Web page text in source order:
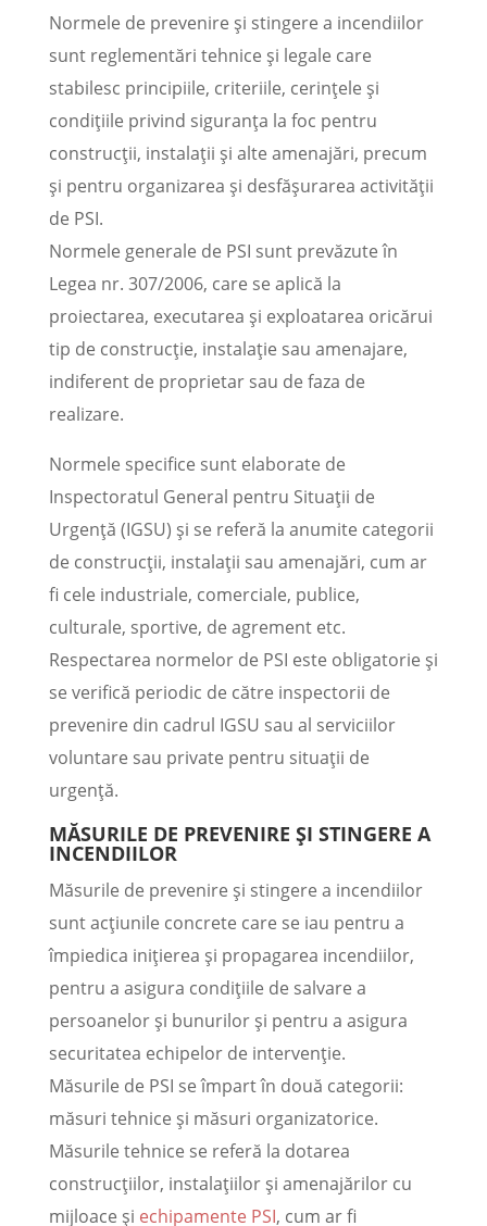
Normele de prevenire și stingere a incendiilor
sunt reglementări tehnice și legale care
stabilesc principiile, criteriile, cerințele și
condițiile privind siguranța la foc pentru
construcții, instalații și alte amenajări, precum
și pentru organizarea și desfășurarea activității
de PSI.
Normele generale de PSI sunt prevăzute în
Legea nr. 307/2006, care se aplică la
proiectarea, executarea și exploatarea oricărui
tip de construcție, instalație sau amenajare,
indiferent de proprietar sau de faza de
realizare.
Normele specifice sunt elaborate de
Inspectoratul General pentru Situații de
Urgență (IGSU) și se referă la anumite categorii
de construcții, instalații sau amenajări, cum ar
fi cele industriale, comerciale, publice,
culturale, sportive, de agrement etc.
Respectarea normelor de PSI este obligatorie și
se verifică periodic de către inspectorii de
prevenire din cadrul IGSU sau al serviciilor
voluntare sau private pentru situații de
urgență.
MĂSURILE DE PREVENIRE ȘI STINGERE A
INCENDIILOR
Măsurile de prevenire și stingere a incendiilor
sunt acțiunile concrete care se iau pentru a
împiedica inițierea și propagarea incendiilor,
pentru a asigura condițiile de salvare a
persoanelor și bunurilor și pentru a asigura
securitatea echipelor de intervenție.
Măsurile de PSI se împart în două categorii:
măsuri tehnice și măsuri organizatorice.
Măsurile tehnice se referă la dotarea
construcțiilor, instalațiilor și amenajărilor cu
mijloace și echipamente PSI, cum ar fi